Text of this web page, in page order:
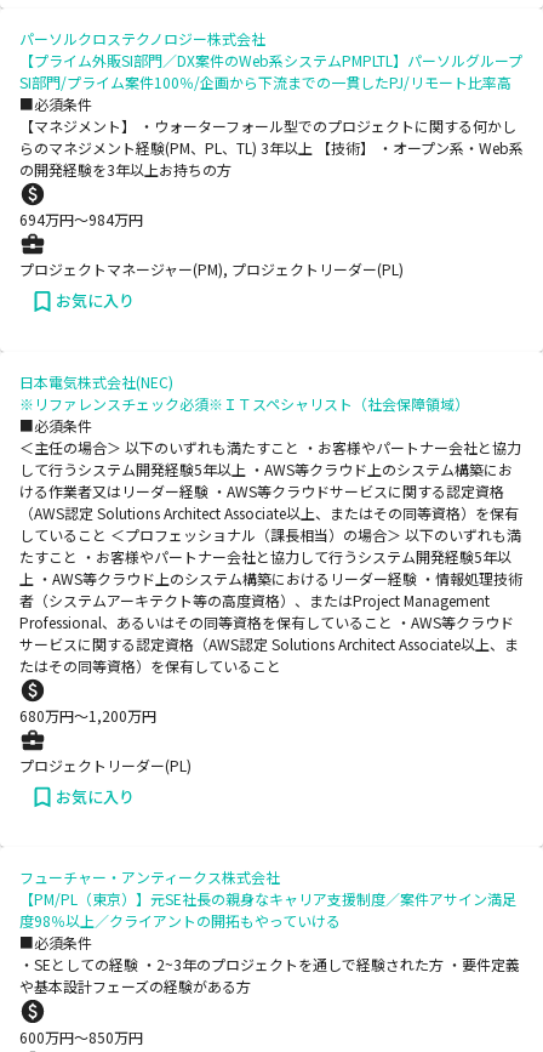
パーソルクロステクノロジー株式会社
【プライム外販SI部門／DX案件のWeb系システムPMPLTL】パーソルグループ
SI部門/プライム案件100％/企画から下流までの一貫したPJ/リモート比率高
■必須条件
【マネジメント】 ・ウォーターフォール型でのプロジェクトに関する何かし
らのマネジメント経験(PM、PL、TL) 3年以上 【技術】 ・オープン系・Web系
の開発経験を3年以上お持ちの方
694万円〜984万円
プロジェクトマネージャー(PM), プロジェクトリーダー(PL)
お気に入り
日本電気株式会社(NEC)
※リファレンスチェック必須※ＩＴスペシャリスト（社会保障領域）
■必須条件
＜主任の場合＞ 以下のいずれも満たすこと ・お客様やパートナー会社と協力
して行うシステム開発経験5年以上 ・AWS等クラウド上のシステム構築にお
ける作業者又はリーダー経験 ・AWS等クラウドサービスに関する認定資格
（AWS認定 Solutions Architect Associate以上、またはその同等資格）を保有
していること ＜プロフェッショナル（課長相当）の場合＞ 以下のいずれも満
たすこと ・お客様やパートナー会社と協力して行うシステム開発経験5年以
上 ・AWS等クラウド上のシステム構築におけるリーダー経験 ・情報処理技術
者（システムアーキテクト等の高度資格）、またはProject Management
Professional、あるいはその同等資格を保有していること ・AWS等クラウド
サービスに関する認定資格（AWS認定 Solutions Architect Associate以上、ま
たはその同等資格）を保有していること
680万円〜1,200万円
プロジェクトリーダー(PL)
お気に入り
フューチャー・アンティークス株式会社
【PM/PL（東京）】元SE社長の親身なキャリア支援制度／案件アサイン満足
度98％以上／クライアントの開拓もやっていける
■必須条件
・SEとしての経験 ・2~3年のプロジェクトを通しで経験された方 ・要件定義
や基本設計フェーズの経験がある方
600万円〜850万円